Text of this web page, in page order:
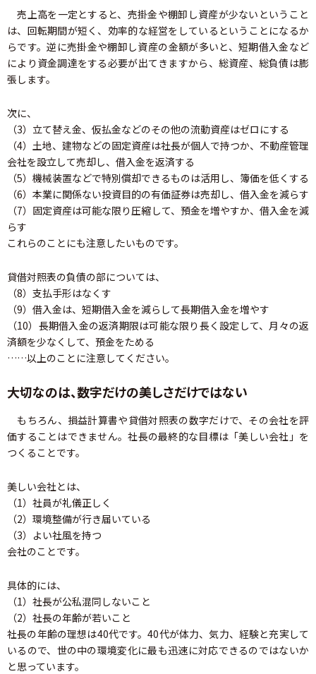
売上高を一定とすると、売掛金や棚卸し資産が少ないということ
は、回転期間が短く、効率的な経営をしているということになるか
らです。逆に売掛金や棚卸し資産の金額が多いと、短期借入金など
により資金調達をする必要が出てきますから、総資産、総負債は膨
張します。
次に、
（3）立て替え金、仮払金などのその他の流動資産はゼロにする
（4）土地、建物などの固定資産は社長が個人で持つか、不動産管理
会社を設立して売却し、借入金を返済する
（5）機械装置などで特別償却できるものは活用し、簿価を低くする
（6）本業に関係ない投資目的の有価証券は売却し、借入金を減らす
（7）固定資産は可能な限り圧縮して、預金を増やすか、借入金を減
らす
これらのことにも注意したいものです。
貸借対照表の負債の部については、
（8）支払手形はなくす
（9）借入金は、短期借入金を減らして長期借入金を増やす
（10）長期借入金の返済期限は可能な限り長く設定して、月々の返
済額を少なくして、預金をためる
……以上のことに注意してください。
大切なのは、数字だけの美しさだけではない
もちろん、損益計算書や貸借対照表の数字だけで、その会社を評
価することはできません。社長の最終的な目標は「美しい会社」を
つくることです。
美しい会社とは、
（1）社員が礼儀正しく
（2）環境整備が行き届いている
（3）よい社風を持つ
会社のことです。
具体的には、
（1）社長が公私混同しないこと
（2）社長の年齢が若いこと
社長の年齢の理想は40代です。40代が体力、気力、経験と充実して
いるので、世の中の環境変化に最も迅速に対応できるのではないか
と思っています。